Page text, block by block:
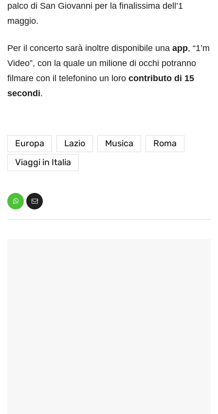
palco di San Giovanni per la finalissima dell’1
maggio.
Per il concerto sarà inoltre disponibile una app, “1’m
Video”, con la quale un milione di occhi potranno
filmare con il telefonino un loro contributo di 15
secondi.
Europa Lazio Musica
Roma
Viaggi in Italia